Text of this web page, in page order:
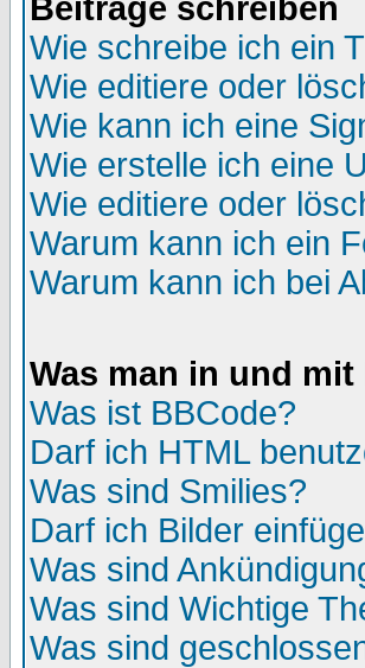
Beiträge schreiben
Wie schreibe ich ein
Wie editiere oder
Wie kann ich eine
Wie erstelle ich eine
Wie editiere oder
Warum kann ich ein
Warum kann ich bei
Was man in und
Was ist BBCode?
Darf ich HTML
Was sind Smilies?
Darf ich Bilder
Was sind
Was sind Wichtige
Was sind